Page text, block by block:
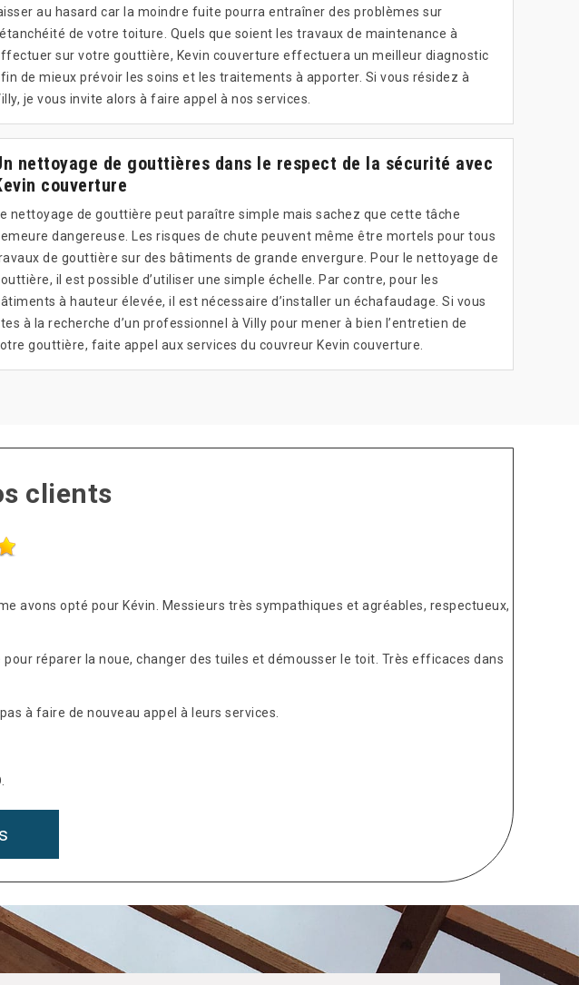
au hasard car la moindre fuite pourra entraîner des problèmes sur
de votre toiture. Quels que soient les travaux de maintenance à
sur votre gouttière, Kevin couverture effectuera un meilleur diagnostic
de mieux prévoir les soins et les traitements à apporter. Si vous résidez à
je vous invite alors à faire appel à nos services.
nettoyage de gouttières dans le respect de la sécurité avec
couverture
nettoyage de gouttière peut paraître simple mais sachez que cette tâche
dangereuse. Les risques de chute peuvent même être mortels pour tous
de gouttière sur des bâtiments de grande envergure. Pour le nettoyage de
il est possible d’utiliser une simple échelle. Par contre, pour les
à hauteur élevée, il est nécessaire d’installer un échafaudage. Si vous
à la recherche d’un professionnel à Villy pour mener à bien l’entretien de
gouttière, faite appel aux services du couvreur Kevin couverture.
clients
avons opté pour Kévin. Messieurs très sympathiques et agréables, respectueux,
réparer la noue, changer des tuiles et démousser le toit. Très efficaces dans
à faire de nouveau appel à leurs services.